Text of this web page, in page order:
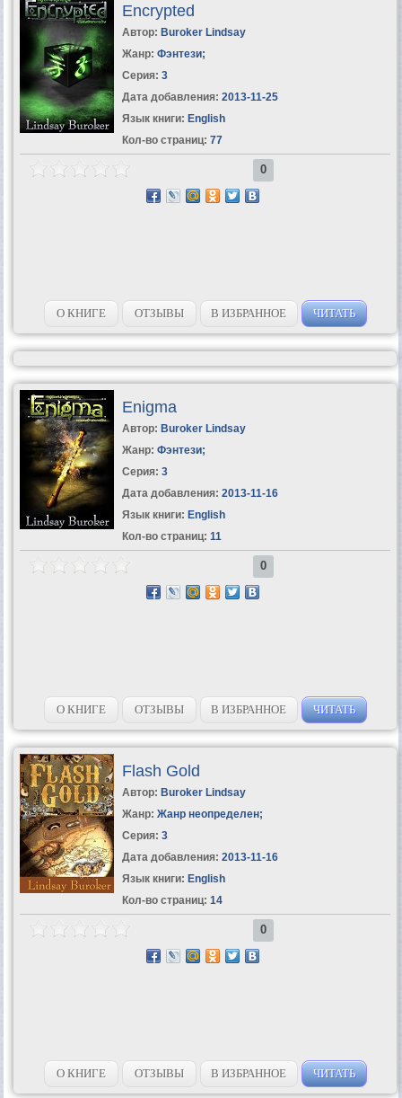
Encrypted
Автор: Buroker Lindsay
Жанр: Фэнтези;
Серия: 3
Дата добавления: 2013-11-25
Язык книги: English
Кол-во страниц: 77
0
О КНИГЕ ОТЗЫВЫ В ИЗБРАННОЕ ЧИТАТЬ
Enigma
Автор: Buroker Lindsay
Жанр: Фэнтези;
Серия: 3
Дата добавления: 2013-11-16
Язык книги: English
Кол-во страниц: 11
0
О КНИГЕ ОТЗЫВЫ В ИЗБРАННОЕ ЧИТАТЬ
Flash Gold
Автор: Buroker Lindsay
Жанр: Жанр неопределен;
Серия: 3
Дата добавления: 2013-11-16
Язык книги: English
Кол-во страниц: 14
0
О КНИГЕ ОТЗЫВЫ В ИЗБРАННОЕ ЧИТАТЬ